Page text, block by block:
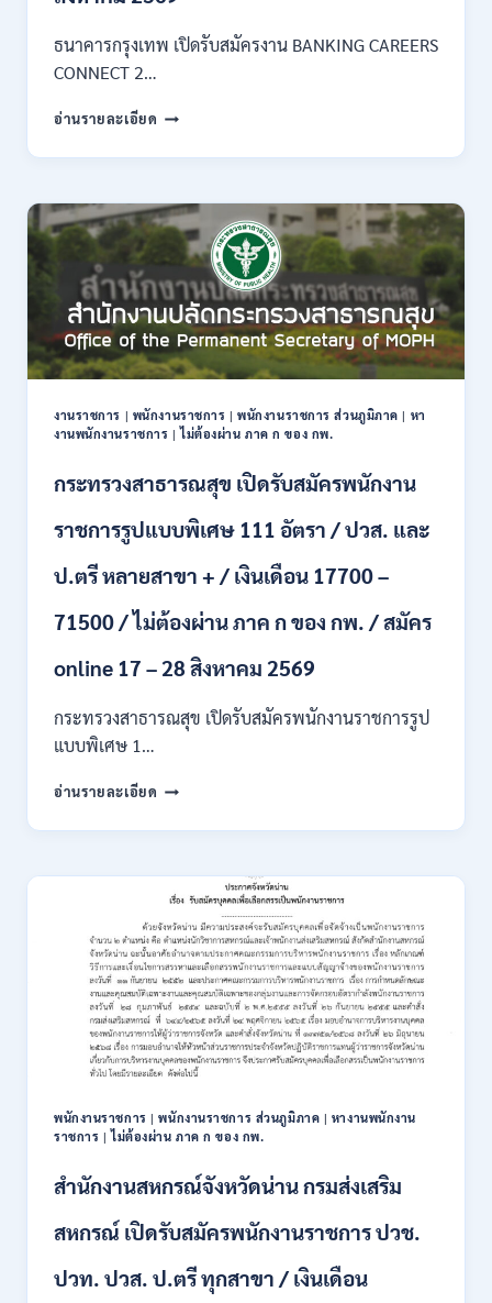
–
ธนาคารกรุงเทพ เปิดรับสมัครงาน BANKING CAREERS
CONNECT 2…
อ่านรายละเอียด ธนาคาร
เปิด
สมัคร
งาน
40
ตำแหน่ง
/
ปริญญา
ตรี
หลาย
ขึ้น
ไป
ยินดี
นักศึกษา
ใหม่
สมัคร
8
งานราชการ | พนักงานราชการ |พนักงานราชการ ส่วนภูมิภาค | หา
งานพนักงานราชการ |ไม่ต้องผ่าน ภาค ก ของ กพ.
กระทรวงสาธารณสุข เปิดรับสมัครพนักงาน
ราชการรูปแบบพิเศษ 111 อัตรา / ปวส. และ
ป.ตรี หลายสาขา + / เงินเดือน 17700 –
71500 / ไม่ต้องผ่าน ภาค ก ของ กพ. / สมัคร
online 17 – 28 สิงหาคม 2569
กระทรวงสาธารณสุข เปิดรับสมัครพนักงานราชการรูป
แบบพิเศษ 1…
อ่านรายละเอียด กระทรวง
เปิด
สมัคร
พนักงาน
ราชการ
รูป
แบบ
พิเศษ
111
อัตรา
/
ปวส.
ป.ตรี
หลาย
+
เงิน
17700
–
พนักงานราชการ |พนักงานราชการ ส่วนภูมิภาค | หางานพนักงาน
ราชการ |ไม่ต้องผ่าน ภาค ก ของ กพ.
สำนักงานสหกรณ์จังหวัดน่าน กรมส่งเสริม
สหกรณ์ เปิดรับสมัครพนักงานราชการ ปวช.
ปวท. ปวส. ป.ตรี ทุกสาขา / เงินเดือน